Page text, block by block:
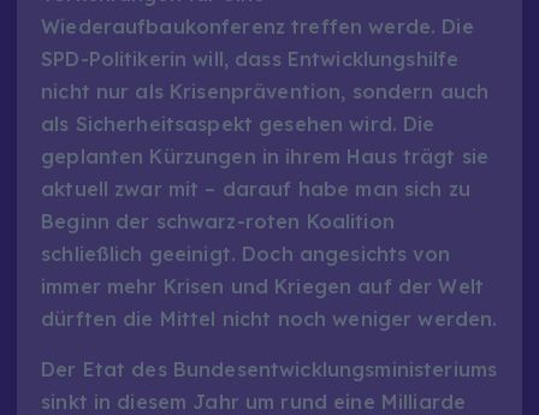
Wiederaufbaukonferenz treffen werde. Die
SPD-Politikerin will, dass Entwicklungshilfe
nicht nur als Krisenprävention, sondern auch
als Sicherheitsaspekt gesehen wird. Die
geplanten Kürzungen in ihrem Haus trägt sie
aktuell zwar mit – darauf habe man sich zu
Beginn der schwarz-roten Koalition
schließlich geeinigt. Doch angesichts von
immer mehr Krisen und Kriegen auf der Welt
dürften die Mittel nicht noch weniger werden.
Der Etat des Bundesentwicklungsministeriums
sinkt in diesem Jahr um rund eine Milliarde